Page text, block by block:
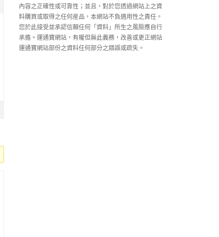
內容之正確性或可靠性；並且，對於您透過網站上之資
料購買或取得之任何産品，本網站不負適用性之責任。
您於此接受並承認信賴任何「資料」所生之風險應自行
承擔。運通寶網站，有權但無此義務，改善或更正網站
運通寶網站部份之資料任何部分之錯誤或疏失。